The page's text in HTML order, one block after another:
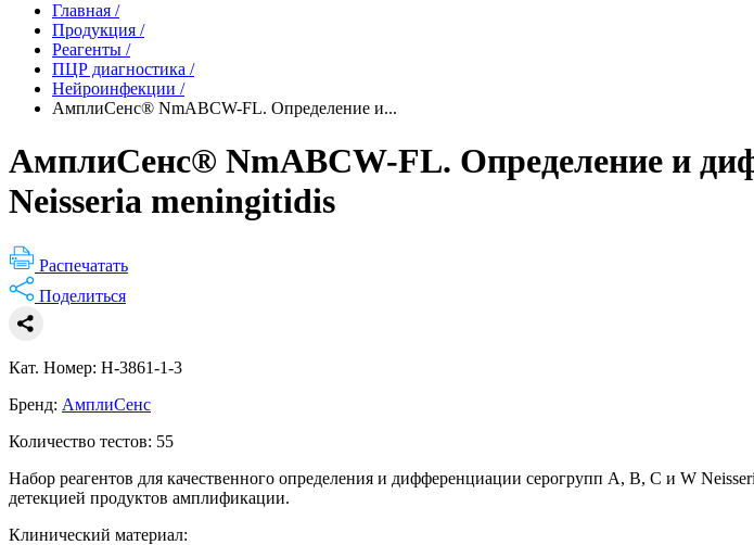
Главная /
Продукция /
Реагенты /
ПЦР диагностика /
Нейроинфекции /
АмплиСенс® NmABCW-FL. Определение и...
АмплиСенс® NmABCW-FL. Определение и
Neisseria meningitidis
Распечатать
Поделиться
Кат. Номер: H-3861-1-3
Бренд: АмплиСенс
Количество тестов: 55
Набор реагентов для качественного определения и дифференциации серогрупп A, B, C и W
детекцией продуктов амплификации.
Клинический материал: